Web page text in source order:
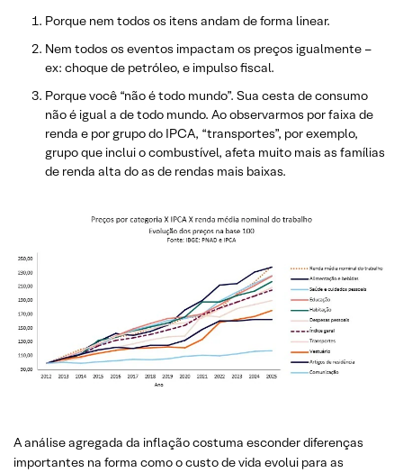
Porque nem todos os itens andam de forma linear.
Nem todos os eventos impactam os preços igualmente –
ex: choque de petróleo, e impulso fiscal.
Porque você “não é todo mundo”. Sua cesta de consumo
não é igual a de todo mundo. Ao observarmos por faixa de
renda e por grupo do IPCA, “transportes”, por exemplo,
grupo que inclui o combustível, afeta muito mais as famílias
de renda alta do as de rendas mais baixas.
A análise agregada da inflação costuma esconder diferenças
importantes na forma como o custo de vida evolui para as